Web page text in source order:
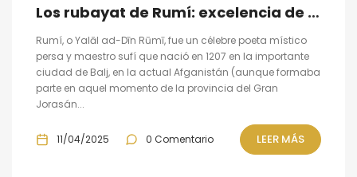
Los rubayat de Rumí: excelencia de la poesía persa
Rumí, o Yalāl ad-Dīn Rūmī, fue un célebre poeta místico
persa y maestro sufí que nació en 1207 en la importante
ciudad de Balj, en la actual Afganistán (aunque formaba
parte en aquel momento de la provincia del Gran
Jorasán...
11/04/2025 0 Comentario LEER MÁS